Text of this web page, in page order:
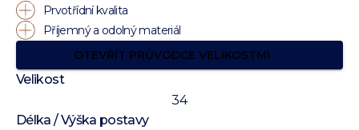
Prvotřídní kvalita
Příjemný a odolný materiál
OTEVŘÍT PRŮVODCE VELIKOSTMI
Velikost
34
Délka / Výška postavy